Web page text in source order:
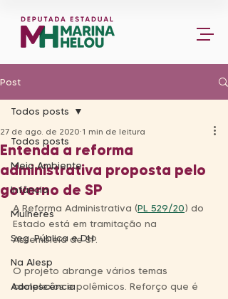
Post
Todos posts
Meio Ambiente
Infância
Mulheres
Seg. Pública e DH
Na Alesp
Adolescência
Todos posts
Entenda a reforma
administrativa proposta pelo
governo de SP
27 de ago. de 2020 1 min de leitura
A Reforma Administrativa (PL 529/20) do
Estado está em tramitação na
Assembleia de SP. ⁣
O projeto abrange vários temas
complexos e polêmicos. Reforço que é